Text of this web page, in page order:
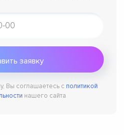
Вы соглашаетесь с политикой
нашего сайта